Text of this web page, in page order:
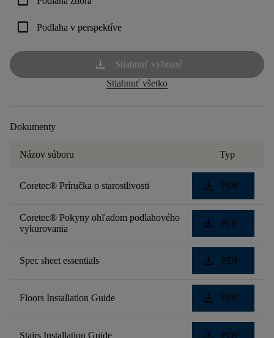
check_box_outline_blank Podlaha v perspektíve
download
Stiahnuť vybrané
Stiahnuť všetko
Dokumenty
Názov súboru Typ
Coretec® Príručka o starostlivosti download PDF
Coretec® Pokyny ohľadom podlahového
vykurovania
download PDF
Spec sheet essentials download PDF
Floors Installation Guide download PDF
Stairs Installation Guide PDF